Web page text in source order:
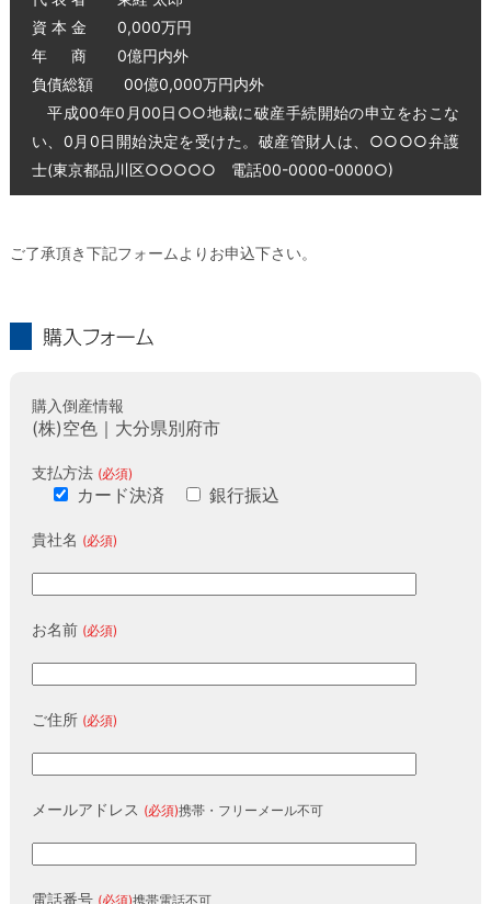
資 本 金 0,000万円
年 商 0億円内外
負債総額 00億0,000万円内外
平成00年0月00日○○地裁に破産手続開始の申立をおこな
い、0月0日開始決定を受けた。破産管財人は、○○○○弁護
士(東京都品川区○○○○○ 電話00-0000-0000○)
ご了承頂き下記フォームよりお申込下さい。
購入倒産情報
(株)空色｜大分県別府市
支払方法 (必須)
カード決済 銀行振込
貴社名 (必須)
お名前 (必須)
ご住所 (必須)
メールアドレス (必須)携帯・フリーメール不可
電話番号 (必須)携帯電話不可